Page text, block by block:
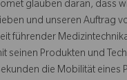
glauben daran, dass
und unseren Auftrag
führender
seinen Produkten und
die Mobilität eines